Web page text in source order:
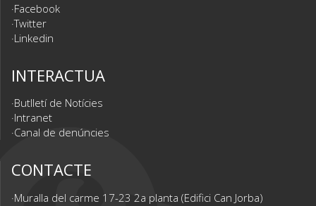
Facebook
Twitter
Linkedin
INTERACTUA
Butlletí de Notícies
Intranet
Canal de denúncies
CONTACTE
Muralla del carme 17-23 2a planta (Edifici Can Jorba)